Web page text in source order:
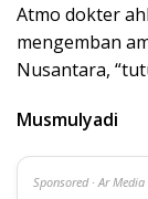
Atmo dokter
mengemban
Nusantara,
Musmulyadi
Sponsored · Ar